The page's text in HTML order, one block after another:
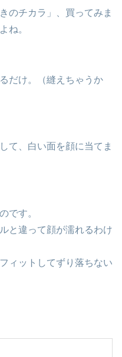
のチカラ」、買ってみま
ね。
だけ。（縫えちゃうか
て、白い面を顔に当てま
です。
と違って顔が濡れるわけ
ィットしてずり落ちない